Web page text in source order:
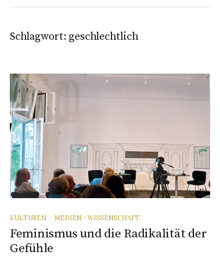
Schlagwort: geschlechtlich
KULTUREN / MEDIEN - WISSENSCHAFT
Feminismus und die Radikalität der
Gefühle